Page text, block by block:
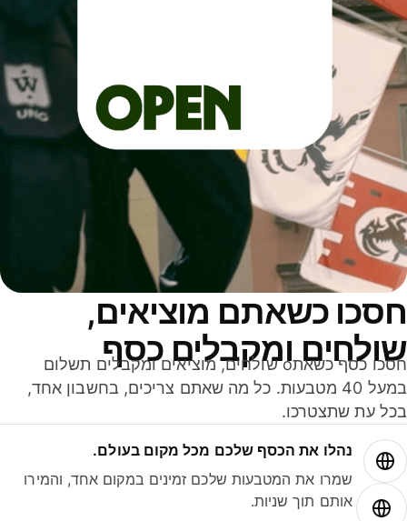
כשאתם מוציאים,
ומקבלים כסף
חסכו כסף כשאתo שולחים, מוציאים ומקבלים תשלום
במעל 40 מטבעות. כל מה שאתם צריכים, בחשבון אחד,
עת שתצטרכו.
נהלו את הכסף שלכם מכל מקום בעולם.
שמרו את המטבעות שלכם זמינים במקום אחד, והמירו
אותם תוך שניות.